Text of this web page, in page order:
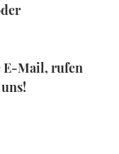
E-Mail, rufen